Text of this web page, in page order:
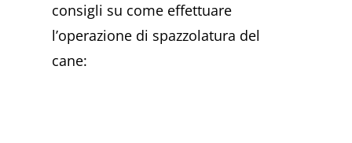
consigli su come effettuare
l’operazione di spazzolatura del
cane: